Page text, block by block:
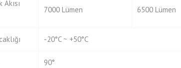
Akısı
7000 Lümen 6500 Lümen
-20°C ~ +50°C
90°